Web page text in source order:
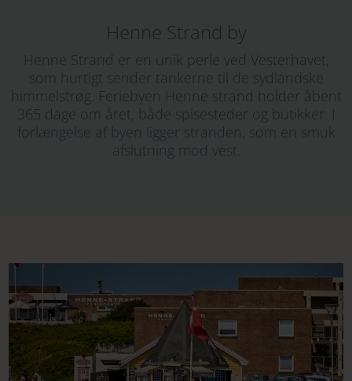
Henne Strand by
Henne Strand er en unik perle ved Vesterhavet,
som hurtigt sender tankerne til de sydlandske
himmelstrøg. Feriebyen Henne strand holder åbent
365 dage om året, både spisesteder og butikker. I
forlængelse af byen ligger stranden, som en smuk
afslutning mod vest.